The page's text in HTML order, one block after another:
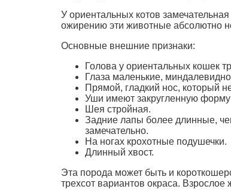
У ориентальных котов
ожирению эти животные абсолютно
Основные внешние признаки:
Голова у ориентальных кошек
Глаза маленькие,
Прямой, гладкий нос, который
Уши имеют закругленную
Шея стройная.
Задние лапы более длинные,
замечательно.
На ногах крохотные подушечки.
Длинный хвост.
Эта порода может быть и
трехсот вариантов окраса.